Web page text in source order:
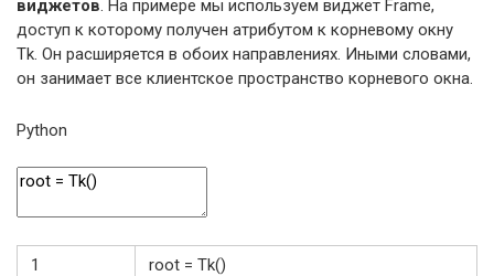
виджетов. На примере мы используем виджет Frame,
доступ к которому получен атрибутом к корневому окну
Tk. Он расширяется в обоих направлениях. Иными словами,
он занимает все клиентское пространство корневого окна.
Python
1 root = Tk()